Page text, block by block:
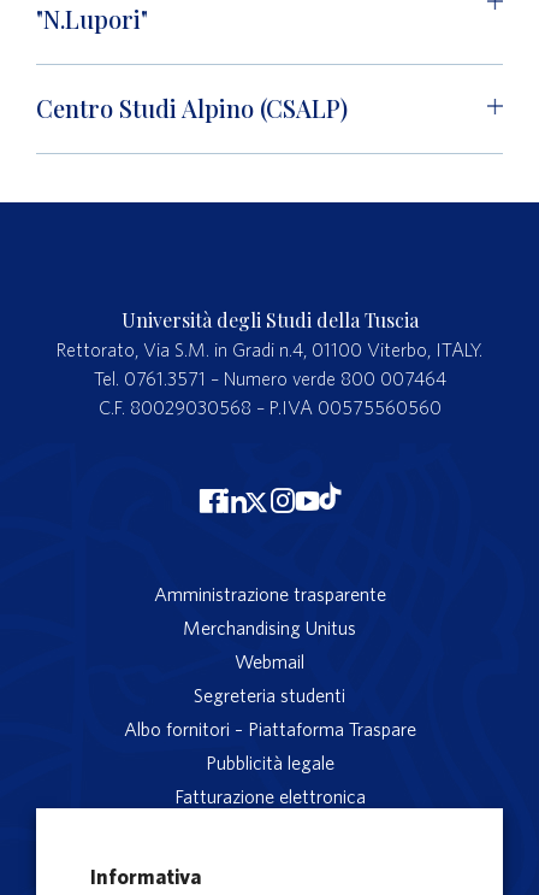
"N.Lupori"
Centro Studi Alpino (CSALP)
Università degli Studi della Tuscia
Rettorato, Via S.M. in Gradi n.4, 01100 Viterbo, ITALY.
Tel. 0761.3571 – Numero verde 800 007464
C.F. 80029030568 – P.IVA 00575560560
Amministrazione trasparente
Merchandising Unitus
Webmail
Segreteria studenti
Albo fornitori – Piattaforma Traspare
Pubblicità legale
Fatturazione elettronica
Informativa